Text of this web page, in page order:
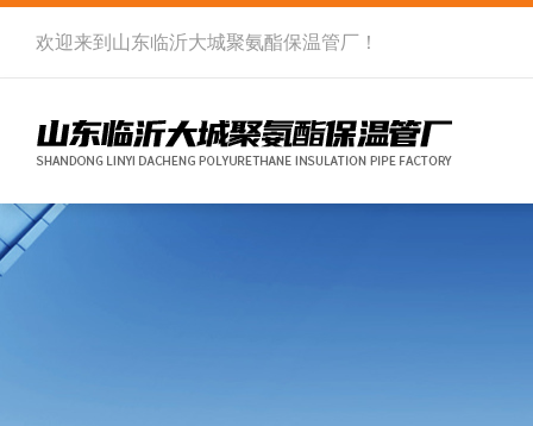
欢迎来到 山东临沂大城聚氨酯保温管厂 ！